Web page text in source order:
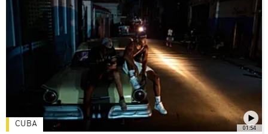
01:54
CUBA